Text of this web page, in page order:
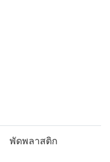
พัดพลาสติก